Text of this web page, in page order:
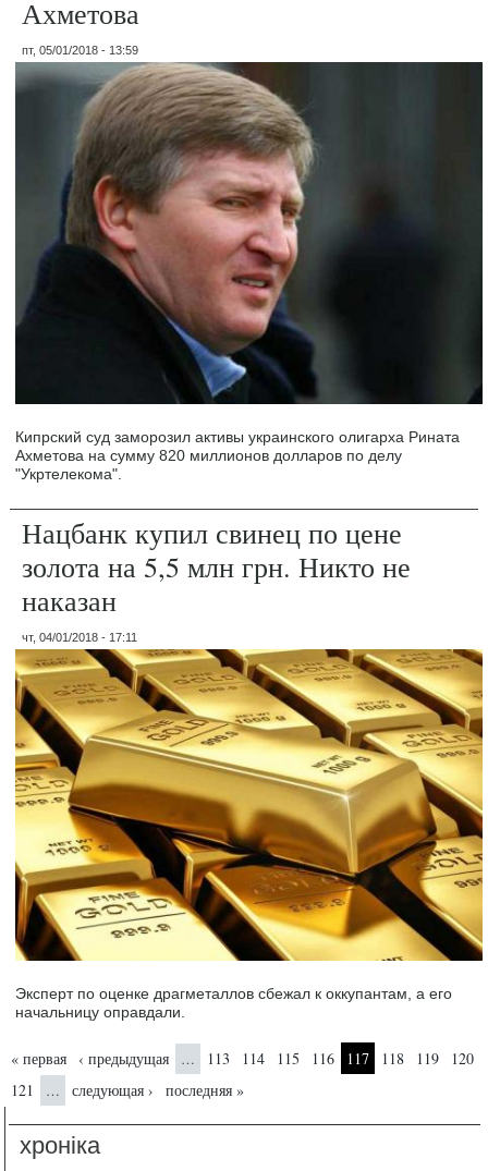
Ахметова
пт, 05/01/2018 - 13:59
Кипрский суд заморозил активы украинского олигарха Рината
Ахметова на сумму 820 миллионов долларов по делу
"Укртелекома".
Нацбанк купил свинец по цене
золота на 5,5 млн грн. Никто не
наказан
чт, 04/01/2018 - 17:11
Эксперт по оценке драгметаллов сбежал к оккупантам, а его
начальницу оправдали.
Страницы
« первая ‹ предыдущая … 113 114 115 116 117 118 119
120
121
… следующая › последняя »
хроніка